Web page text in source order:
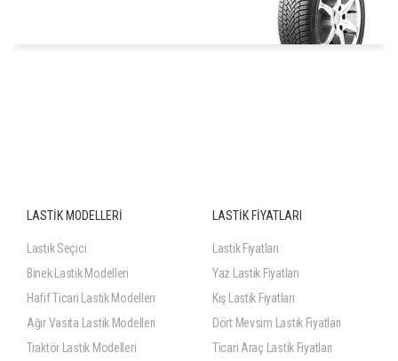
LASTİK MODELLERİ
Lastik Seçici
Binek Lastik Modelleri
Hafif Ticari Lastik Modelleri
Ağır Vasıta Lastik Modelleri
Traktör Lastik Modelleri
LASTİK FİYATLARI
Lastik Fiyatları
Yaz Lastik Fiyatları
Kış Lastik Fiyatları
Dört Mevsim Lastik Fiyatları
Ticari Araç Lastik Fiyatları